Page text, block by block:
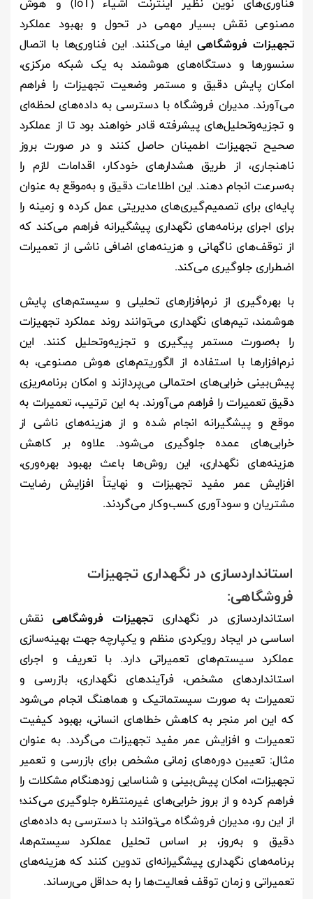
مصنوعی نقش بسیار مهمی در تحول و بهبود عملکرد
تجهیزات فروشگاهیایفا می‌کنند. این فناوری‌ها با اتصال
سنسورها و دستگاه‌های هوشمند به یک شبکه مرکزی،
امکان پایش دقیق و مستمر وضعیت تجهیزات را فراهم
می‌آورند. مدیران فروشگاه با دسترسی به داده‌های لحظه‌ای
و تجزیه‌وتحلیل‌های پیشرفته قادر خواهند بود تا از عملکرد
صحیح تجهیزات اطمینان حاصل کنند و در صورت بروز
ناهنجاری، از طریق هشدارهای خودکار، اقدامات لازم را
به‌سرعت انجام دهند. این اطلاعات دقیق و به‌موقع به عنوان
پایه‌ای برای تصمیم‌گیری‌های مدیریتی عمل کرده و زمینه را
برای اجرای برنامه‌های نگهداری پیشگیرانه فراهم می‌کند که
از توقف‌های ناگهانی و هزینه‌های اضافی ناشی از تعمیرات
اضطراری جلوگیری می‌کند.
با بهره‌گیری از نرم‌افزارهای تحلیلی و سیستم‌های پایش
هوشمند، تیم‌های نگهداری می‌توانند روند عملکرد تجهیزات
را به‌صورت مستمر پیگیری و تجزیه‌وتحلیل کنند. این
نرم‌افزارها با استفاده از الگوریتم‌های هوش مصنوعی، به
پیش‌بینی خرابی‌های احتمالی می‌پردازند و امکان برنامه‌ریزی
دقیق تعمیرات را فراهم می‌آورند. به این ترتیب، تعمیرات به
موقع و پیشگیرانه انجام شده و از هزینه‌های ناشی از
خرابی‌های عمده جلوگیری می‌شود. علاوه بر کاهش
هزینه‌های نگهداری، این روش‌ها باعث بهبود بهره‌وری،
افزایش عمر مفید تجهیزات و نهایتاً افزایش رضایت
مشتریان و سودآوری کسب‌وکار می‌گردند.
استانداردسازی در نگهداری تجهیزات
فروشگاهی:
استانداردسازی در نگهداری تجهیزات فروشگاهینقش
اساسی در ایجاد رویکردی منظم و یکپارچه جهت بهینه‌سازی
عملکرد سیستم‌های تعمیراتی دارد. با تعریف و اجرای
استانداردهای مشخص، فرآیندهای نگهداری، بازرسی و
تعمیرات به صورت سیستماتیک و هماهنگ انجام می‌شود
که این امر منجر به کاهش خطاهای انسانی، بهبود کیفیت
تعمیرات و افزایش عمر مفید تجهیزات می‌گردد. به عنوان
مثال: تعیین دوره‌های زمانی مشخص برای بازرسی و تعمیر
تجهیزات، امکان پیش‌بینی و شناسایی زودهنگام مشکلات را
فراهم کرده و از بروز خرابی‌های غیرمنتظره جلوگیری می‌کند؛
از این رو، مدیران فروشگاه می‌توانند با دسترسی به داده‌های
دقیق و به‌روز، بر اساس تحلیل عملکرد سیستم‌ها،
برنامه‌های نگهداری پیشگیرانه‌ای تدوین کنند که هزینه‌های
تعمیراتی و زمان توقف فعالیت‌ها را به حداقل می‌رساند.